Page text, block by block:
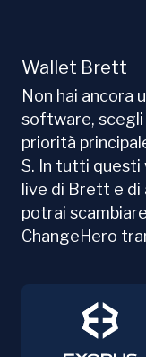
Wallet Brett
Non hai ancora
software, scegli
priorità
S. In tutti questi
live di Brett e
potrai
ChangeHero